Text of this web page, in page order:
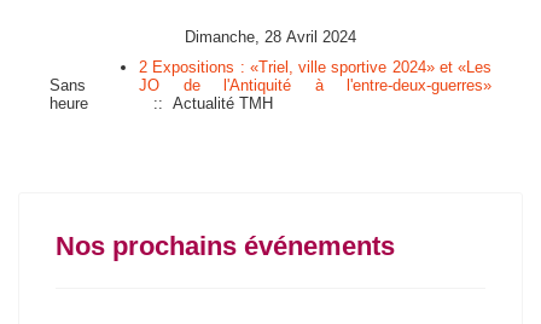
Dimanche, 28 Avril 2024
Sans
heure
2 Expositions : «Triel, ville sportive 2024» et «Les
JO de l'Antiquité à l'entre-deux-guerres»
:: Actualité TMH
Nos prochains événements